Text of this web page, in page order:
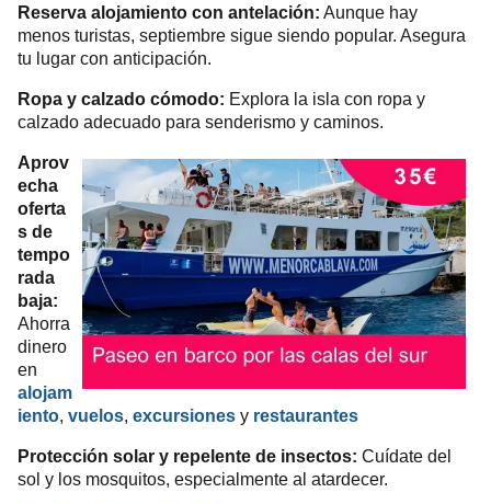
Reserva alojamiento con antelación: Aunque hay
menos turistas, septiembre sigue siendo popular. Asegura
tu lugar con anticipación.
Ropa y calzado cómodo: Explora la isla con ropa y
calzado adecuado para senderismo y caminos.
Aprov
echa
oferta
s de
tempo
rada
baja:
Ahorra
dinero
en
alojam
iento, vuelos, excursiones y restaurantes
Protección solar y repelente de insectos: Cuídate del
sol y los mosquitos, especialmente al atardecer.